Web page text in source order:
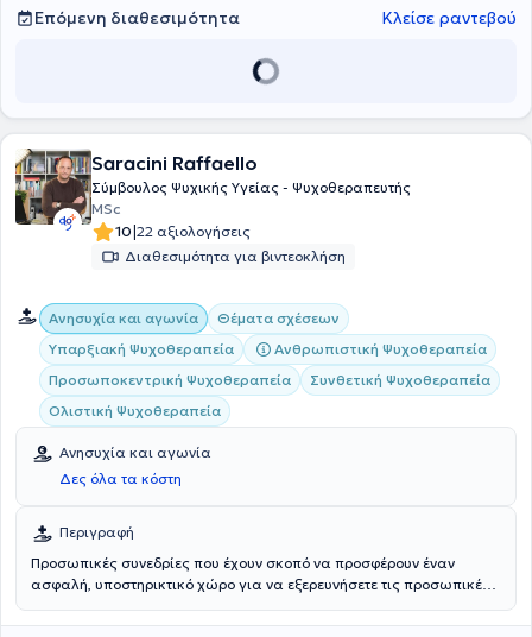
Επόμενη διαθεσιμότητα
Κλείσε ραντεβού
Saracini Raffaello
Σύμβουλος Ψυχικής Υγείας - Ψυχοθεραπευτής
MSc
10|22 αξιολογήσεις
Διαθεσιμότητα για βιντεοκλήση
Ανησυχία και αγωνία
Θέματα σχέσεων
Υπαρξιακή Ψυχοθεραπεία
Ανθρωπιστική Ψυχοθεραπεία
Προσωποκεντρική Ψυχοθεραπεία
Συνθετική Ψυχοθεραπεία
Ολιστική Ψυχοθεραπεία
Ανησυχία και αγωνία
Δες όλα τα κόστη
Περιγραφή
Προσωπικές συνεδρίες που έχουν σκοπό να προσφέρουν έναν
ασφαλή, υποστηρικτικό χώρο για να εξερευνήσετε τις προσωπικές
ουσιαστική αλλαγή. Προσαρμοσμένη στις ανάγκες σας, αυτή η